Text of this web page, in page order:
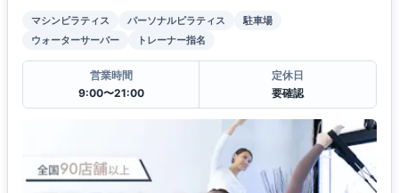
マシンピラティス パーソナルピラティス
駐車場
ウォーターサーバー
トレーナー指名
営業時間
9:00〜21:00
定休日
要確認